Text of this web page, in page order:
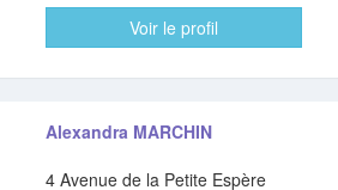
Voir le profil
Alexandra MARCHIN
4 Avenue de la Petite Espère